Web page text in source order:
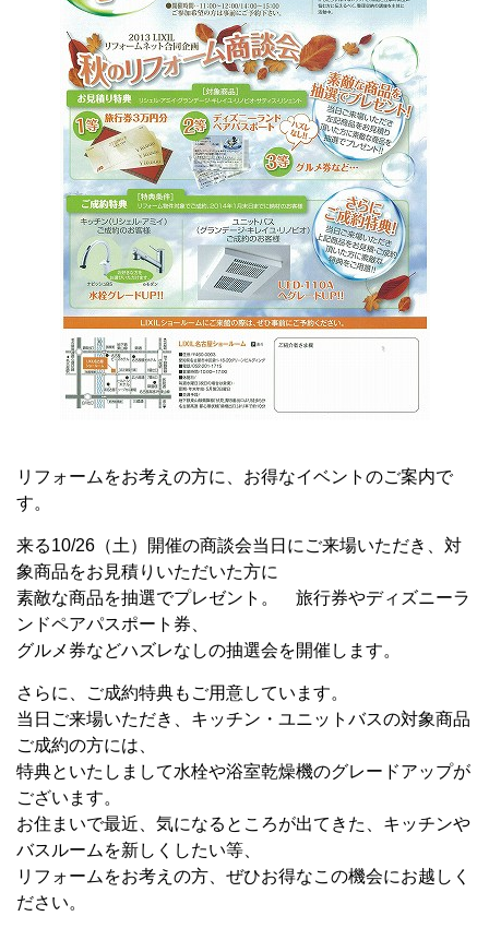
リフォームをお考えの方に、お得なイベントのご案内で
す。
来る10/26（土）開催の商談会当日にご来場いただき、対
象商品をお見積りいただいた方に
素敵な商品を抽選でプレゼント。 旅行券やディズニーラ
ンドペアパスポート券、
グルメ券などハズレなしの抽選会を開催します。
さらに、ご成約特典もご用意しています。
当日ご来場いただき、キッチン・ユニットバスの対象商品
ご成約の方には、
特典といたしまして水栓や浴室乾燥機のグレードアップが
ございます。
お住まいで最近、気になるところが出てきた、キッチンや
バスルームを新しくしたい等、
リフォームをお考えの方、ぜひお得なこの機会にお越しく
ださい。